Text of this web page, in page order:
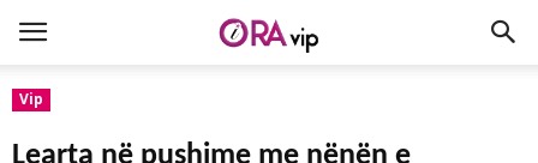
Vip
Learta në pushime me nënën e